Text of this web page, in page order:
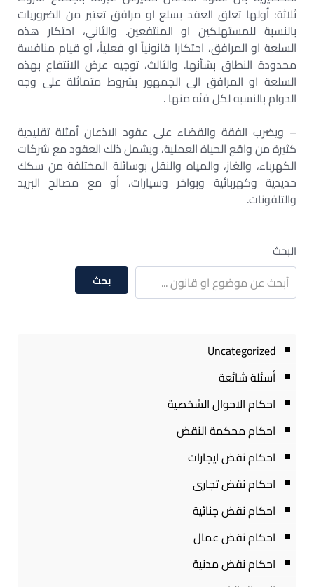
ثلاثة: أولها تعلق العقد بسلع او مرافق تعتبر من الضروريات
بالنسبة للمستهلكين او المنتفعين. والثاني، احتكار هذه
السلعة او المرافق، احتكارا قانونياً او فعلياً، او قيام منافسة
محدودة النطاق بشأنها. والثالث، توجيه عرض الانتفاع بهذه
السلعة او المرافق الى الجمهور بشروط متماثلة على وجه
الدوام بالنسبه لكل فئه منها .
– ويضرب الفقة والقضاء على عقود الاذعان أمثلة تقليدية
كثيرة من واقع الحياة العملية، ويشمل ذلك العقود مع شركات
الكهرباء، والغاز، والمياه والنقل بوسائلة المختلفة من سكك
حديدية وكهربائية وبواخر وسيارات، أو مع مصالح البريد
والتلفونات.
البحث
بحث
Uncategorized
أسئلة شائعة
احكام الاحوال الشخصية
احكام محكمة النقض
احكام نقض ايجارات
احكام نقض تجارى
احكام نقض جنائية
احكام نقض عمال
احكام نقض مدنية